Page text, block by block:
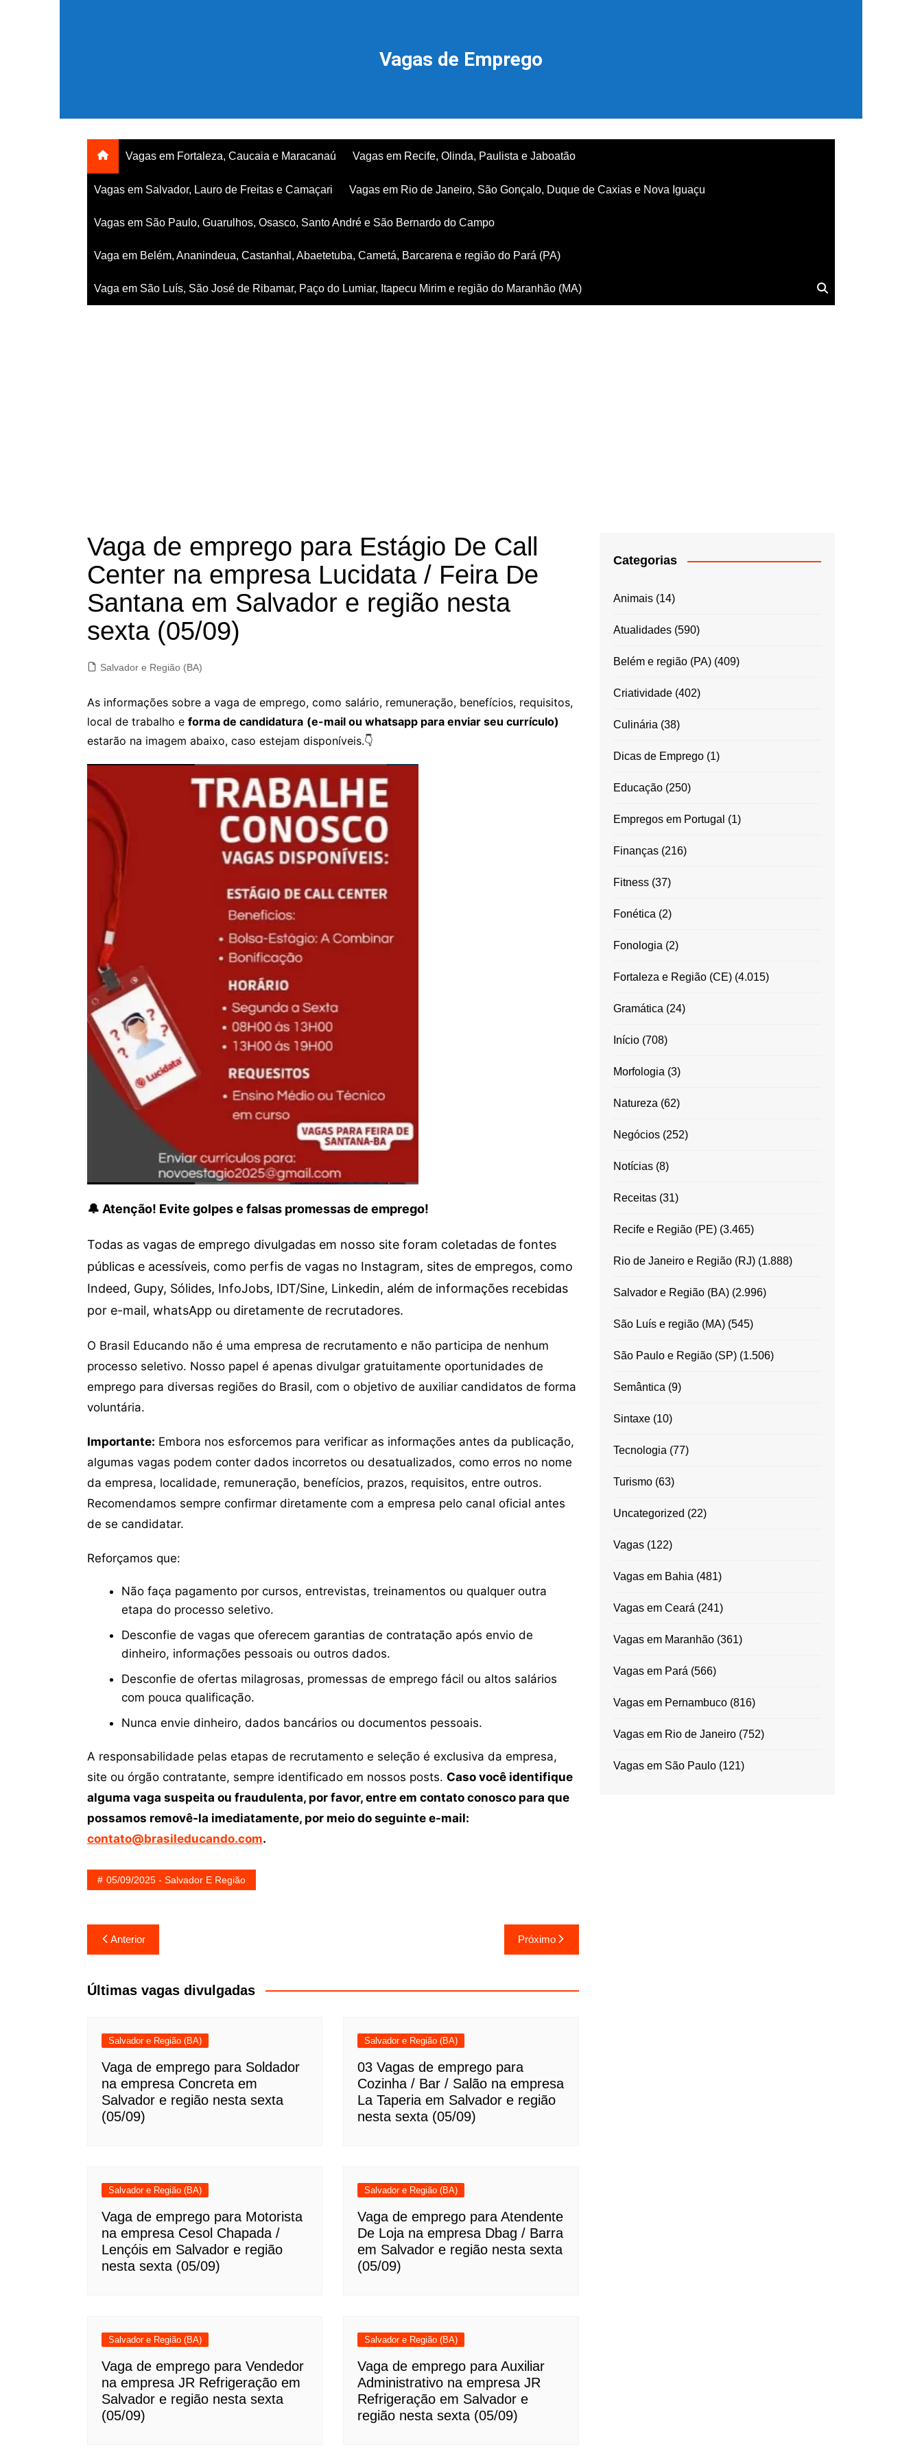
Vagas de Emprego
Vagas em Fortaleza, Caucaia e Maracanaú Vagas em Recife, Olinda, Paulista e Jaboatão
Vagas em Salvador, Lauro de Freitas e Camaçari Vagas em Rio de Janeiro, São Gonçalo, Duque de Caxias e Nova Iguaçu
Vagas em São Paulo, Guarulhos, Osasco, Santo André e São Bernardo do Campo
Vaga em Belém, Ananindeua, Castanhal, Abaetetuba, Cametá, Barcarena e região do Pará (PA)
Vaga em São Luís, São José de Ribamar, Paço do Lumiar, Itapecu Mirim e região do Maranhão (MA)
Vaga de emprego para Estágio De Call
Center na empresa Lucidata / Feira De
Santana em Salvador e região nesta
sexta (05/09)
Salvador e Região (BA)
As informações sobre a vaga de emprego, como salário, remuneração, benefícios, requisitos,
local de trabalho e forma de candidatura (e-mail ou whatsapp para enviar seu currículo)
estarão na imagem abaixo, caso estejam disponíveis.👇
🔔 Atenção! Evite golpes e falsas promessas de emprego!
Todas as vagas de emprego divulgadas em nosso site foram coletadas de fontes
públicas e acessíveis, como perfis de vagas no Instagram, sites de empregos, como
Indeed, Gupy, Sólides, InfoJobs, IDT/Sine, Linkedin, além de informações recebidas
por e-mail, whatsApp ou diretamente de recrutadores.
O Brasil Educando não é uma empresa de recrutamento e não participa de nenhum
processo seletivo. Nosso papel é apenas divulgar gratuitamente oportunidades de
emprego para diversas regiões do Brasil, com o objetivo de auxiliar candidatos de forma
voluntária.
Importante: Embora nos esforcemos para verificar as informações antes da publicação,
algumas vagas podem conter dados incorretos ou desatualizados, como erros no nome
da empresa, localidade, remuneração, benefícios, prazos, requisitos, entre outros.
Recomendamos sempre confirmar diretamente com a empresa pelo canal oficial antes
de se candidatar.
Reforçamos que:
Não faça pagamento por cursos, entrevistas, treinamentos ou qualquer outra
etapa do processo seletivo.
Desconfie de vagas que oferecem garantias de contratação após envio de
dinheiro, informações pessoais ou outros dados.
Desconfie de ofertas milagrosas, promessas de emprego fácil ou altos salários
com pouca qualificação.
Nunca envie dinheiro, dados bancários ou documentos pessoais.
A responsabilidade pelas etapas de recrutamento e seleção é exclusiva da empresa,
site ou órgão contratante, sempre identificado em nossos posts. Caso você identifique
alguma vaga suspeita ou fraudulenta, por favor, entre em contato conosco para que
possamos removê-la imediatamente, por meio do seguinte e-mail:
contato@brasileducando.com.
05/09/2025 - Salvador E Região
Navegação
de
Post
Anterior Próximo
Últimas vagas divulgadas
Salvador e Região (BA)
Vaga de emprego para Soldador
na empresa Concreta em
Salvador e região nesta sexta
(05/09)
Salvador e Região (BA)
03 Vagas de emprego para
Cozinha / Bar / Salão na empresa
La Taperia em Salvador e região
nesta sexta (05/09)
Salvador e Região (BA)
Vaga de emprego para Motorista
na empresa Cesol Chapada /
Lençóis em Salvador e região
nesta sexta (05/09)
Salvador e Região (BA)
Vaga de emprego para Atendente
De Loja na empresa Dbag / Barra
em Salvador e região nesta sexta
(05/09)
Salvador e Região (BA)
Vaga de emprego para Vendedor
na empresa JR Refrigeração em
Salvador e região nesta sexta
(05/09)
Salvador e Região (BA)
Vaga de emprego para Auxiliar
Administrativo na empresa JR
Refrigeração em Salvador e
região nesta sexta (05/09)
Categorias
Animais(14)
Atualidades(590)
Belém e região (PA)(409)
Criatividade(402)
Culinária (38)
Dicas de Emprego(1)
Educação(250)
Empregos em Portugal (1)
Finanças(216)
Fitness(37)
Fonética (2)
Fonologia (2)
Fortaleza e Região (CE)(4.015)
Gramática (24)
Início(708)
Morfologia (3)
Natureza (62)
Negócios(252)
Notícias(8)
Receitas(31)
Recife e Região (PE)(3.465)
Rio de Janeiro e Região (RJ)(1.888)
Salvador e Região (BA)(2.996)
São Luís e região (MA)(545)
São Paulo e Região (SP)(1.506)
Semântica (9)
Sintaxe(10)
Tecnologia (77)
Turismo(63)
Uncategorized (22)
Vagas(122)
Vagas em Bahia (481)
Vagas em Ceará (241)
Vagas em Maranhão(361)
Vagas em Pará (566)
Vagas em Pernambuco(816)
Vagas em Rio de Janeiro(752)
Vagas em São Paulo(121)